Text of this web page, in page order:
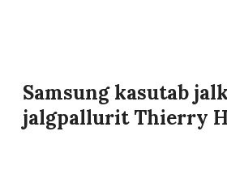
Samsung kasutab
jalgpallurit Thierry